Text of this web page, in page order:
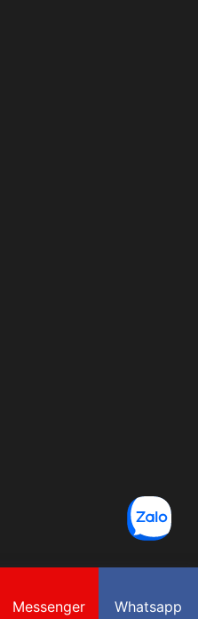
Messenger Whatsapp